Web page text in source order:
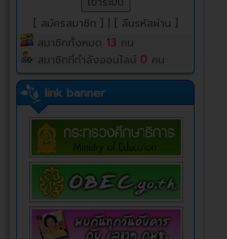
[ สมัครสมาชิก ]
[ ลืมรหัสผ่าน ]
สมาชิกทั้งหมด 13 คน
สมาชิกที่กำลังออนไลน์ 0 คน
link banner